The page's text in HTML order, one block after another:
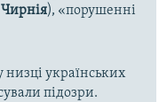
Чирнія), «порушенні
низці українських
підозри.